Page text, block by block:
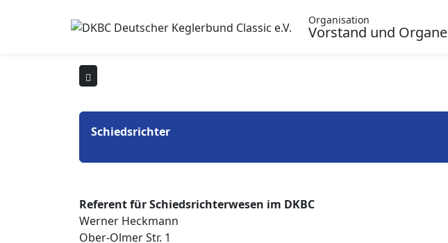
Organisation
Vorstand und Organe
Schiedsrichter
Referent für Schiedsrichterwesen im DKBC
Werner Heckmann
Ober-Olmer Str. 1